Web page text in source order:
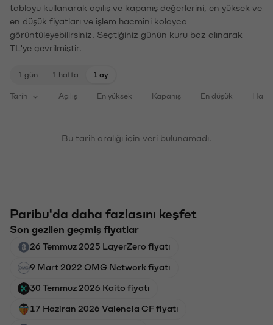
tabloyu kullanarak açılış ve kapanış değerlerini, en yüksek ve
en düşük fiyatları ve işlem hacmini kolayca
görüntüleyebilirsiniz. Seçtiğiniz günün kuru baz alınarak
TL'ye çevrilmiştir.
1 gün 1 hafta 1 ay
Tarih Açılış En yüksek Kapanış En düşük
Bu tarih aralığı için veri bulunamadı.
Paribu'da daha fazlasını keşfet
Son gezilen geçmiş fiyatlar
26 Temmuz 2025 LayerZero fiyatı
9 Mart 2022 OMG Network fiyatı
30 Temmuz 2026 Kaito fiyatı
17 Haziran 2026 Valencia CF fiyatı